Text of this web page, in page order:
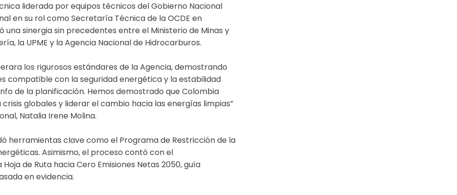
liderada por equipos técnicos del Gobierno Nacional
en su rol como Secretaría Técnica de la OCDE en
una sinergia sin precedentes entre el Ministerio de Minas y
la UPME y la Agencia Nacional de Hidrocarburos.
los rigurosos estándares de la Agencia, demostrando
compatible con la seguridad energética y la estabilidad
de la planificación. Hemos demostrado que Colombia
globales y liderar el cambio hacia las energías limpias”
Natalia Irene Molina.
herramientas clave como el Programa de Restricción de la
Asimismo, el proceso contó con el
de Ruta hacia Cero Emisiones Netas 2050, guía
en evidencia.